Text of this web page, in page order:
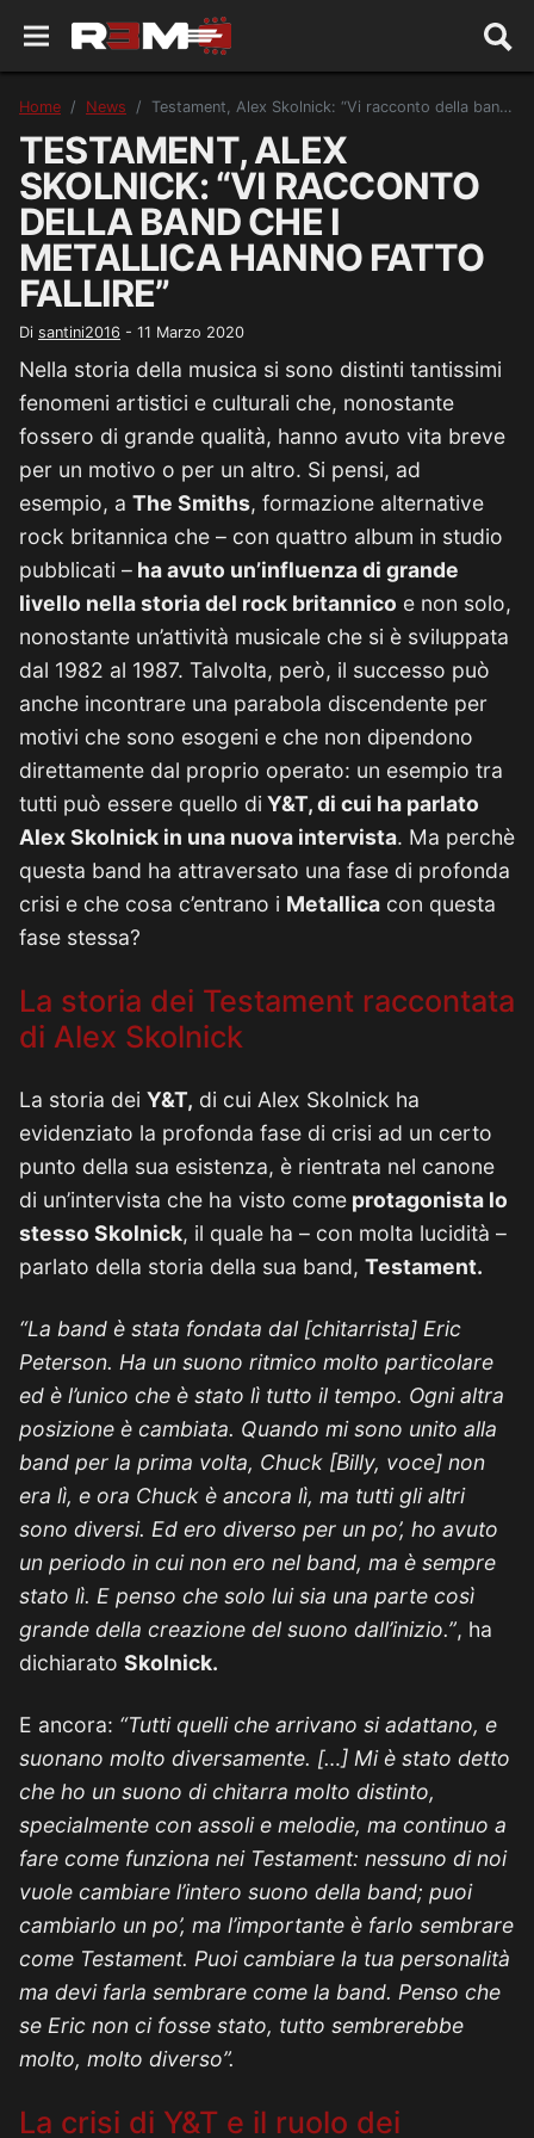
Home News Testament, Alex Skolnick: “Vi racconto della band che i Metallica hanno fatto fallire”
TESTAMENT, ALEX
SKOLNICK: “VI RACCONTO
DELLA BAND CHE I
METALLICA HANNO FATTO
FALLIRE”
Di santini2016 - 11 Marzo 2020
Nella storia della musica si sono distinti tantissimi
fenomeni artistici e culturali che, nonostante
fossero di grande qualità, hanno avuto vita breve
per un motivo o per un altro. Si pensi, ad
esempio, a The Smiths, formazione alternative
rock britannica che – con quattro album in studio
pubblicati – ha avuto un’influenza di grande
livello nella storia del rock britannico e non solo,
nonostante un’attività musicale che si è sviluppata
dal 1982 al 1987. Talvolta, però, il successo può
anche incontrare una parabola discendente per
motivi che sono esogeni e che non dipendono
direttamente dal proprio operato: un esempio tra
tutti può essere quello di Y&T, di cui ha parlato
Alex Skolnick in una nuova intervista. Ma perchè
questa band ha attraversato una fase di profonda
crisi e che cosa c’entrano i Metallica con questa
fase stessa?
La storia dei Testament raccontata
di Alex Skolnick
La storia dei Y&T, di cui Alex Skolnick ha
evidenziato la profonda fase di crisi ad un certo
punto della sua esistenza, è rientrata nel canone
di un’intervista che ha visto come protagonista lo
stesso Skolnick, il quale ha – con molta lucidità –
parlato della storia della sua band, Testament.
“La band è stata fondata dal [chitarrista] Eric
Peterson. Ha un suono ritmico molto particolare
ed è l’unico che è stato lì tutto il tempo. Ogni altra
posizione è cambiata. Quando mi sono unito alla
band per la prima volta, Chuck [Billy, voce] non
era lì, e ora Chuck è ancora lì, ma tutti gli altri
sono diversi. Ed ero diverso per un po’, ho avuto
un periodo in cui non ero nel band, ma è sempre
stato lì. E penso che solo lui sia una parte così
grande della creazione del suono dall’inizio.”, ha
dichiarato Skolnick.
E ancora: “Tutti quelli che arrivano si adattano, e
suonano molto diversamente. […] Mi è stato detto
che ho un suono di chitarra molto distinto,
specialmente con assoli e melodie, ma continuo a
fare come funziona nei Testament: nessuno di noi
vuole cambiare l’intero suono della band; puoi
cambiarlo un po’, ma l’importante è farlo sembrare
come Testament. Puoi cambiare la tua personalità
ma devi farla sembrare come la band. Penso che
se Eric non ci fosse stato, tutto sembrerebbe
molto, molto diverso”.
La crisi di Y&T e il ruolo dei